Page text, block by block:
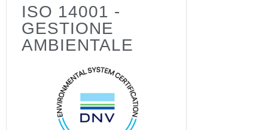
ISO 14001 -
GESTIONE
AMBIENTALE